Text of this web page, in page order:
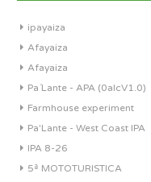
ipayaiza
Afayaiza
Afayaiza
Pa´Lante - APA (0alcV1.0)
Farmhouse experiment
Pa'Lante - West Coast IPA
IPA 8-26
5ª MOTOTURISTICA